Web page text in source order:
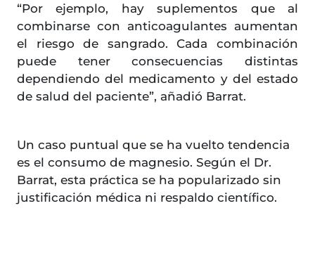
“Por ejemplo, hay suplementos que al
combinarse con anticoagulantes aumentan
el riesgo de sangrado. Cada combinación
puede tener consecuencias distintas
dependiendo del medicamento y del estado
de salud del paciente”, añadió Barrat.
Un caso puntual que se ha vuelto tendencia
es el consumo de magnesio. Según el Dr.
Barrat, esta práctica se ha popularizado sin
justificación médica ni respaldo científico.